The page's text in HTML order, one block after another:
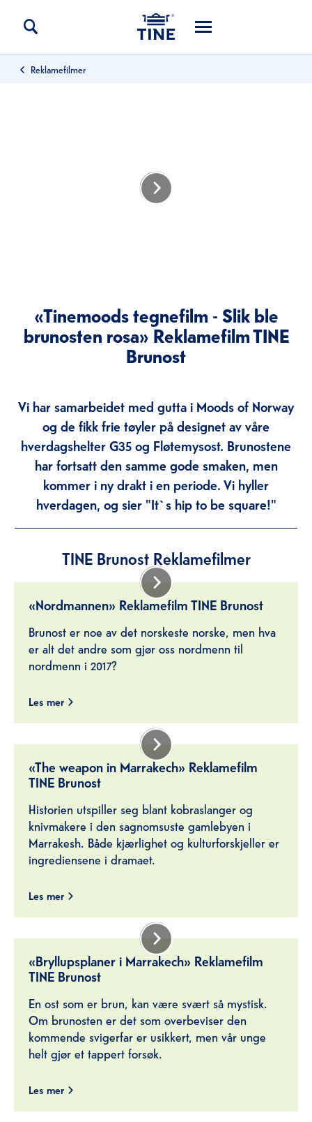
Reklamefilmer
«Tinemoods tegnefilm - Slik ble
brunosten rosa» Reklamefilm TINE
Brunost
Vi har samarbeidet med gutta i Moods of Norway
og de fikk frie tøyler på designet av våre
hverdagshelter G35 og Fløtemysost. Brunostene
har fortsatt den samme gode smaken, men
kommer i ny drakt i en periode. Vi hyller
hverdagen, og sier "It`s hip to be square!"
TINE Brunost Reklamefilmer
«Nordmannen» Reklamefilm TINE Brunost
Brunost er noe av det norskeste norske, men hva
er alt det andre som gjør oss nordmenn til
nordmenn i 2017?
Les mer
«The weapon in Marrakech» Reklamefilm
TINE Brunost
Historien utspiller seg blant kobraslanger og
knivmakere i den sagnomsuste gamlebyen i
Marrakesh. Både kjærlighet og kulturforskjeller er
ingrediensene i dramaet.
Les mer
«Bryllupsplaner i Marrakech» Reklamefilm
TINE Brunost
En ost som er brun, kan være svært så mystisk.
Om brunosten er det som overbeviser den
kommende svigerfar er usikkert, men vår unge
helt gjør et tappert forsøk.
Les mer